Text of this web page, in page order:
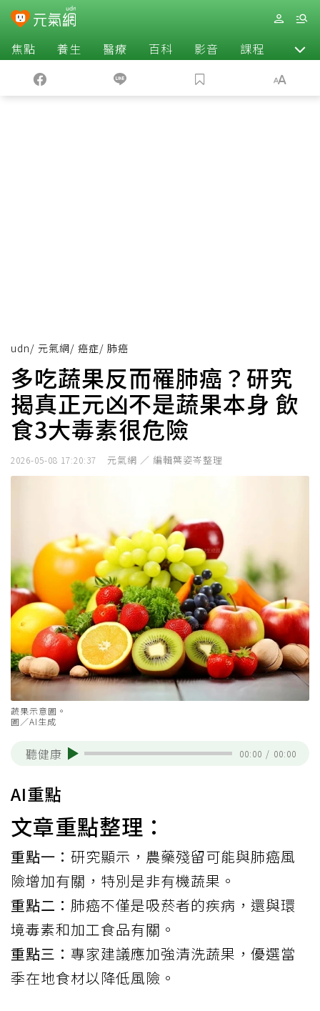
焦點 養生 醫療 百科 影音 課程 退休
udn/ 元氣網/ 癌症/ 肺癌
多吃蔬果反而罹肺癌？研究
揭真正元凶不是蔬果本身 飲
食3大毒素很危險
2026-05-08 17:20:37 元氣網 ／ 編輯葉姿岑整理
蔬果示意圖。
圖／AI生成
聽健康 00:00 / 00:00
AI重點
文章重點整理：
重點一： 研究顯示，農藥殘留可能與肺癌風
險增加有關，特別是非有機蔬果。
重點二： 肺癌不僅是吸菸者的疾病，還與環
境毒素和加工食品有關。
重點三： 專家建議應加強清洗蔬果，優選當
季在地食材以降低風險。